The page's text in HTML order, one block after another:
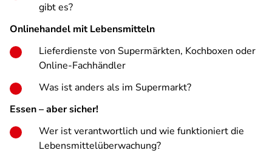
gibt es?
Onlinehandel mit Lebensmitteln
Lieferdienste von Supermärkten, Kochboxen oder
Online-Fachhändler
Was ist anders als im Supermarkt?
Essen – aber sicher!
Wer ist verantwortlich und wie funktioniert die
Lebensmittelüberwachung?